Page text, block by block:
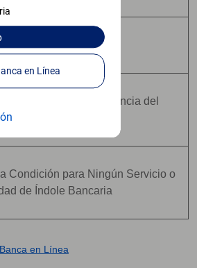
Continúe para entrar en la Banca en Línea
Depósitos
Por Ninguna Agencia del
Federal
Condición para Ningún Servicio o
de Índole Bancaria
en Línea